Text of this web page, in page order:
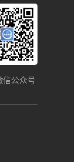
力
弃
拟
信公众号